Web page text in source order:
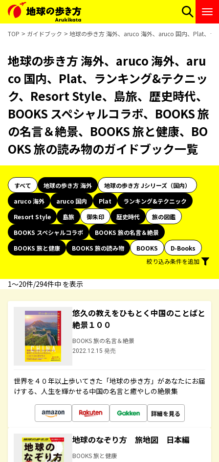
TOP ガイドブック 地球の歩き方 海外、aruco 海外、aruco 国内、Plat、ラ
地球の歩き方 海外、aruco 海外、aru
co 国内、Plat、ランキング&テクニッ
ク、Resort Style、島旅、歴史時代、
BOOKS スペシャルコラボ、BOOKS 旅
の名言＆絶景、BOOKS 旅と健康、BO
OKS 旅の読み物のガイドブック一覧
すべて 地球の歩き方 海外
地球の歩き方 Jシリーズ（国内）
aruco 海外
aruco 国内 Plat
ランキング&テクニック
Resort Style
島旅 御朱印 歴史時代
旅の図鑑
BOOKS スペシャルコラボ
BOOKS 旅の名言＆絶景
BOOKS 旅と健康
BOOKS 旅の読み物 BOOKS
D-Books
絞り込み条件を追加
1〜20件/294件中 を表示
悠久の教えをひもとく中国のことばと
絶景１００
BOOKS 旅の名言＆絶景
2022.12.15 発売
世界を４０年以上歩いてきた「地球の歩き方」があなたにお届
けする、人生を輝かせる中国の名言と癒やしの絶景集
詳細を見る
地球のなぞり方 旅地図 日本編
BOOKS 旅と健康